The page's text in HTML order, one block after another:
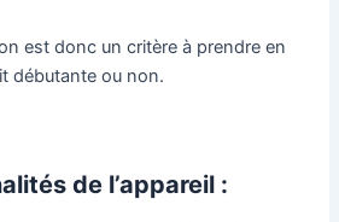
est donc un critère à prendre en
débutante ou non.
de l’appareil :